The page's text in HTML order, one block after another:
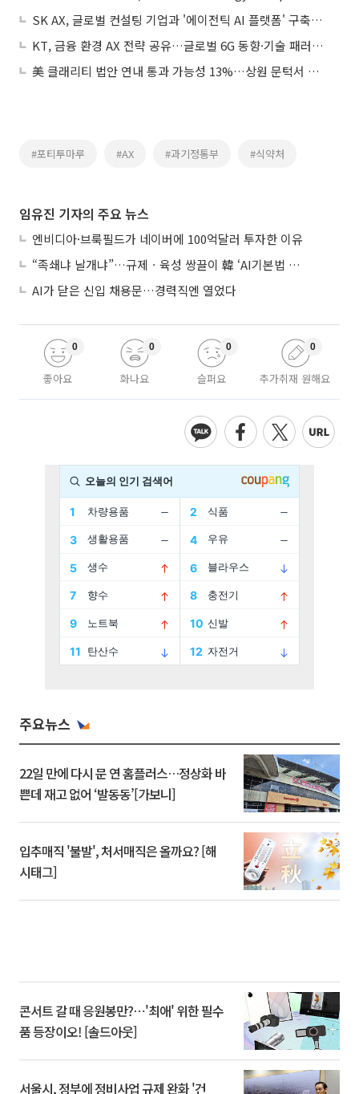
SK AX, 글로벌 컨설팅 기업과 '에이전틱 AI 플랫폼' 구축…조직 운영 체계 AI로 재설계
KT, 금융 환경 AX 전략 공유…글로벌 6G 동향·기술 패러다임 변화 대응
美 클래리티 법안 연내 통과 가능성 13%…상원 문턱서 제동
#포티투마루 #AX #과기정통부 #식약처
임유진 기자의 주요 뉴스
엔비디아·브룩필드가 네이버에 100억달러 투자한 이유
“족쇄냐 날개냐”…규제ㆍ육성 쌍끌이 韓 ‘AI기본법 개정안’ 오늘 시행
AI가 닫은 신입 채용문…경력직엔 열었다
좋아요
0
화나요
0
슬퍼요
0
추가취재 원해요
0
주요뉴스
22일 만에 다시 문 연 홈플러스…정상화 바
쁜데 재고 없어 ‘발동동’[가보니]
입추매직 '불발', 처서매직은 올까요? [해
시태그]
콘서트 갈 때 응원봉만?⋯'최애' 위한 필수
품 등장이오! [솔드아웃]
서울시, 정부에 정비사업 규제 완화 '건